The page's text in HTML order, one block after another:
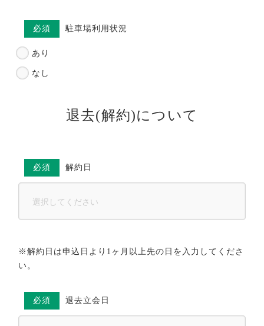
必須 駐車場利用状況
あり
なし
退去(解約)について
必須 解約日
※解約日は申込日より1ヶ月以上先の日を入力してくださ
い。
必須 退去立会日